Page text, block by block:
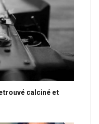
calciné et